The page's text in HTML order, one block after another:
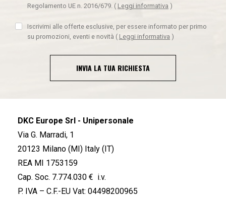
Regolamento UE n. 2016/679. ( Leggi informativa )
Iscrivimi alle offerte esclusive, per essere informato per primo
su promozioni, eventi e novità ( Leggi informativa )
INVIA LA TUA RICHIESTA
DKC Europe Srl - Unipersonale
Via G. Marradi, 1
20123 Milano (MI) Italy (IT)
REA MI 1753159
Cap. Soc. 7.774.030 € i.v.
P. IVA – C.F.-EU Vat: 04498200965